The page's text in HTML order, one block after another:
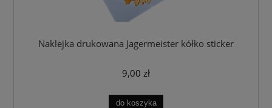
Naklejka drukowana Jagermeister kółko sticker
9,00 zł
do koszyka